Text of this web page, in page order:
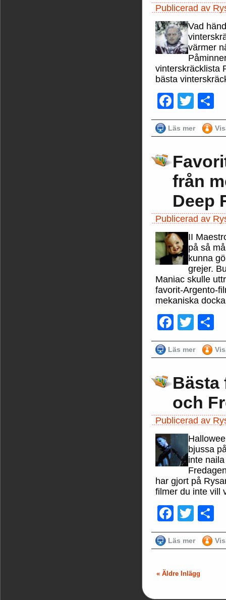
Publicerad av
Vad
värmer
vinterskräcklista
bästa
Läs mer
från
Deep
Publicerad av
II
på så
kunna
grejer.
Maniac skulle
favorit-Argento-
mekaniska
Läs mer
Bästa
och
Publicerad av
bjussa
inte
har gjort på
filmer du inte vill
Läs mer
« Äldre Inlägg